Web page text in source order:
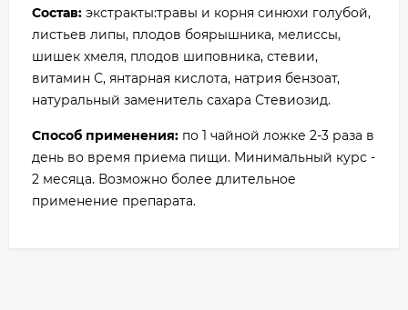
Состав: экстракты:травы и корня синюхи голубой,
листьев липы, плодов боярышника, мелиссы,
шишек хмеля, плодов шиповника, стевии,
витамин С, янтарная кислота, натрия бензоат,
натуральный заменитель сахара Стевиозид.
Способ применения: по 1 чайной ложке 2-3 раза в
день во время приема пищи. Минимальный курс -
2 месяца. Возможно более длительное
применение препарата.